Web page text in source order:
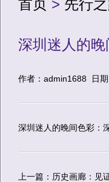
首页 > 先行
深圳迷人的
作者：admin1688 日
深圳迷人的晚间色彩：
上一篇：历史画廊：见